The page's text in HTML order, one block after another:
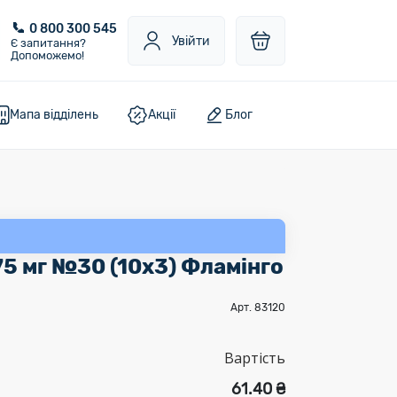
0 800 300 545
Є запитання?
Допоможемо!
Увійти
Мапа відділень Акції Блог
мг №30 (10х3) Фламінго
Арт. 83120
Вартість
61.40 ₴